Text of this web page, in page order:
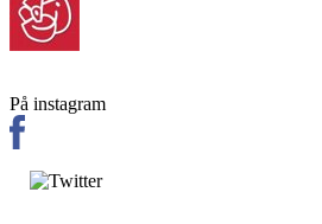
På instagram